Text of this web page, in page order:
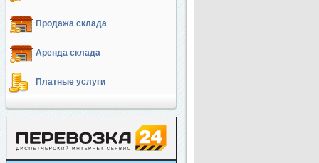
Продажа склада
Аренда склада
Платные услуги